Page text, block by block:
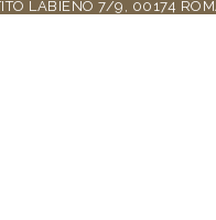
LABIENO 7/9, 00174